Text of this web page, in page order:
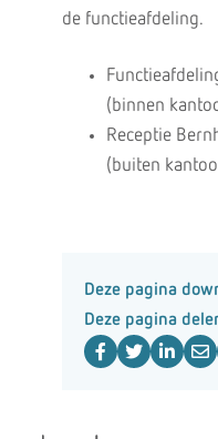
de functieafdeling.
(binnen
Receptie
(buiten
Deze pagina
Deze pagina